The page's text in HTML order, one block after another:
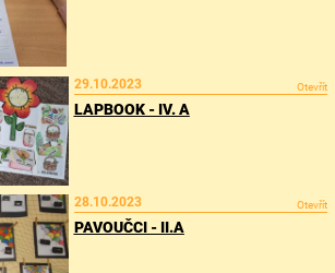
29.10.2023 Otevřít
LAPBOOK - IV. A
28.10.2023 Otevřít
PAVOUČCI - II.A